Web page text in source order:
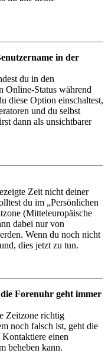
in der
du in den
Online-Status während
diese Option einschaltest,
und du selbst
dann als unsichtbarer
Zeit nicht deiner
du im „Persönlichen
(Mitteleuropäische
dabei nur von
Wenn du noch nicht
dies jetzt zu tun.
Forenuhr geht immer
Zeitzone richtig
noch falsch ist, geht die
einen
beheben kann.